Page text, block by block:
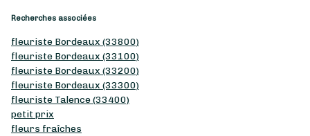
Recherches associées
fleuriste Bordeaux (33800)
fleuriste Bordeaux (33100)
fleuriste Bordeaux (33200)
fleuriste Bordeaux (33300)
fleuriste Talence (33400)
petit prix
fleurs fraîches